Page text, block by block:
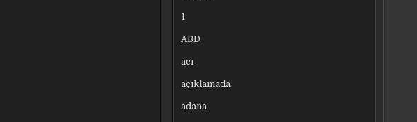
1
ABD
acı
açıklamada
adana